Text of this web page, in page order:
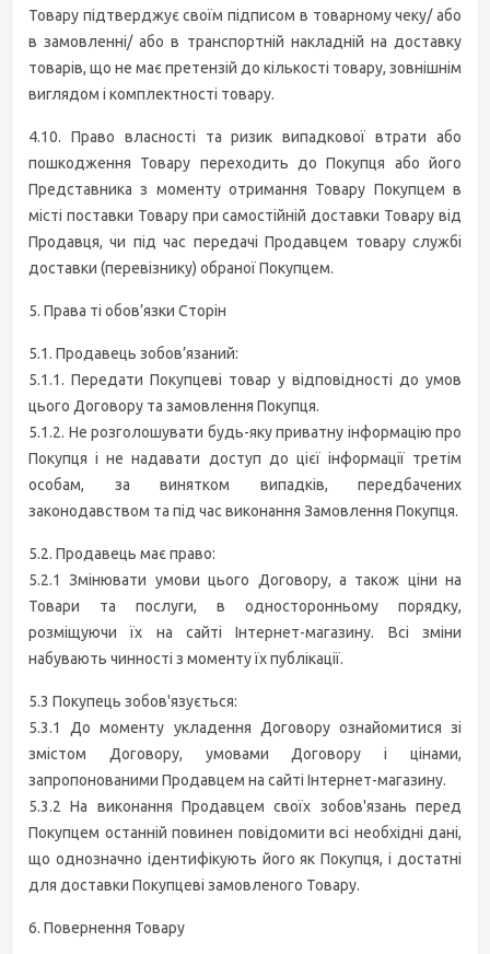
Товару підтверджує своїм підписом в товарному чеку/ або
в замовленні/ або в транспортній накладній на доставку
товарів, що не має претензій до кількості товару, зовнішнім
виглядом і комплектності товару.
4.10. Право власності та ризик випадкової втрати або
пошкодження Товару переходить до Покупця або його
Представника з моменту отримання Товару Покупцем в
місті поставки Товару при самостійній доставки Товару від
Продавця, чи під час передачі Продавцем товару службі
доставки (перевізнику) обраної Покупцем.
5. Права ті обов’язки Сторін
5.1. Продавець зобов’язаний:
5.1.1. Передати Покупцеві товар у відповідності до умов
цього Договору та замовлення Покупця.
5.1.2. Не розголошувати будь-яку приватну інформацію про
Покупця і не надавати доступ до цієї інформації третім
особам, за винятком випадків, передбачених
законодавством та під час виконання Замовлення Покупця.
5.2. Продавець має право:
5.2.1 Змінювати умови цього Договору, а також ціни на
Товари та послуги, в односторонньому порядку,
розміщуючи їх на сайті Інтернет-магазину. Всі зміни
набувають чинності з моменту їх публікації.
5.3 Покупець зобов'язується:
5.3.1 До моменту укладення Договору ознайомитися зі
змістом Договору, умовами Договору і цінами,
запропонованими Продавцем на сайті Інтернет-магазину.
5.3.2 На виконання Продавцем своїх зобов'язань перед
Покупцем останній повинен повідомити всі необхідні дані,
що однозначно ідентифікують його як Покупця, і достатні
для доставки Покупцеві замовленого Товару.
6. Повернення Товару